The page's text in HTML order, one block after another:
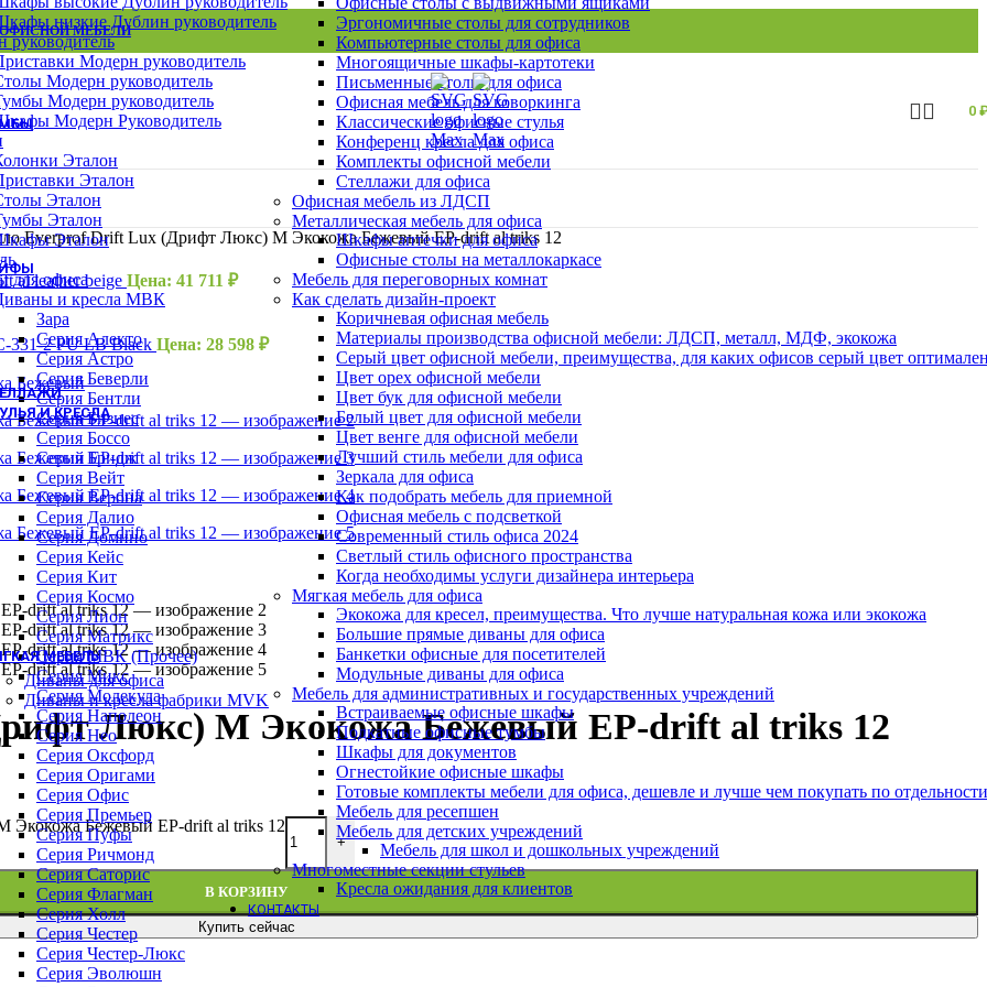
МЕБЕЛИ
Эргономичные столы для сотрудников
Компьютерные столы для офиса
Многоящичные шкафы-картотеки
Письменные столы для офиса
Офисная мебель для коворкинга
Классические офисные стулья
Конференц кресла для офиса
Комплекты офисной мебели
Стеллажи для офиса
Офисная мебель из ЛДСП
Металлическая мебель для офиса
Шкафы аптечки для офиса
Офисные столы на металлокаркасе
Мебель для переговорных комнат
Как сделать дизайн-проект
Коричневая офисная мебель
Материалы производства офисной мебели: ЛДСП, металл, МДФ, экокожа
Серый цвет офисной мебели, преимущества, для каких офисов серый цвет
Цвет орех офисной мебели
Цвет бук для офисной мебели
Белый цвет для офисной мебели
Цвет венге для офисной мебели
Лучший стиль мебели для офиса
Зеркала для офиса
Как подобрать мебель для приемной
Офисная мебель с подсветкой
Современный стиль офиса 2024
Светлый стиль офисного пространства
Когда необходимы услуги дизайнера интерьера
Мягкая мебель для офиса
Экокожа для кресел, преимущества. Что лучше натуральная кожа или экокожа
Большие прямые диваны для офиса
Банкетки офисные для посетителей
Модульные диваны для офиса
Мебель для административных и государственных учреждений
Встраиваемые офисные шкафы
Подкатные офисные тумбы
Шкафы для документов
Огнестойкие офисные шкафы
Готовые комплекты мебели для офиса, дешевле и лучше чем покупать по отдельности
Мебель для ресепшен
Мебель для детских учреждений
Мебель для школ и дошкольных учреждений
Многоместные секции стульев
Кресла ожидания для клиентов
КОНТАКТЫ
низкие Дублин руководитель
руководитель
Модерн руководитель
Модерн руководитель
Модерн руководитель
Модерн Руководитель
Эталон
Эталон
Эталон
Эталон
Эталон
для офиса
и кресла МВК
Зара
Серия Алекто
Серия Астро
Серия Беверли
Серия Бентли
Серия Бизнес
Серия Боссо
Серия Бридж
Серия Вейт
Серия Верона
Серия Далио
Серия Домино
Серия Кейс
Серия Кит
Серия Космо
Серия Лион
Серия Матрикс
Серия МВК (Прочее)
Серия Микс
Серия Молекула
Серия Наполеон
Серия Нео
Серия Оксфорд
Серия Оригами
Серия Офис
Серия Премьер
Серия Пуфы
Серия Ричмонд
Серия Саторис
Серия Флагман
Серия Холл
Серия Честер
Серия Честер-Люкс
Серия Эволюшн
0
ВСЕ СТОЛЫ
Шкафы для сумок
Архивные шкафы
Бухгалтерские шкафы
Картотечные шкафы
Шкафы для раздевалок
Смотреть все шкафы
ВСЕ ШКАФЫ
Тумбы Эталон
Тумбы Модерн персонал
Тумбы Модерн руководитель
Тумбы монолит персонал
Смотреть все тумбы
ВСЕ ТУМБЫ
Взломостойкие сейфы
Офисно-мебельные сейфы
Офисные сейфы
Мебельные сейфы
Оружейные сейфы
И КРЕСЛА
Кресла для персонала
Кресла руководителя
Барные стулья
Геймерские кресла
Детские кресла
Кресла для отдыха
Кресла и стулья для посетителей
Обеденные стулья
Премиум кресла
Серия WOOD (ВУД)
Офисные стулья
МЕБЕЛЬ
Диваны для офиса
Диваны и кресла фабрики MVK
Everprof Drift Lux (Дрифт Люкс) M Экокожа Бежевый EP-drift al triks 12
al leather beige Цена: 41 711 ₽
331-2 PU LB Black Цена: 28 598 ₽
Люкс) M Экокожа Бежевый EP-drift al triks 12
Экокожа Бежевый EP-drift al triks 12
+
В КОРЗИНУ
Купить сейчас